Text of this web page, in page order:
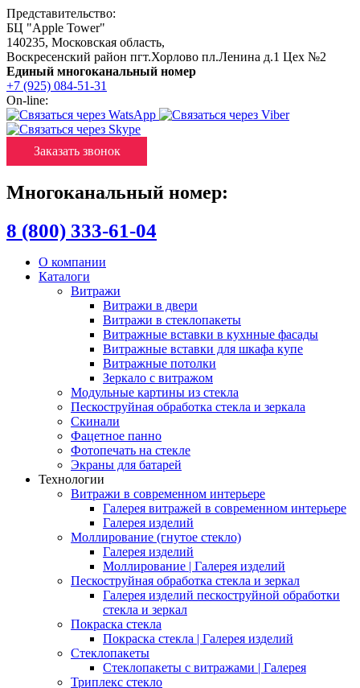
Представительство:
БЦ "Apple Tower"
140235, Московская область,
Воскресенский район пгт.Хорлово пл.Ленина д.1 Цех №2
Единый многоканальный номер
+7 (925) 084-51-31
On-line:
Заказать звонок
Многоканальный номер:
8 (800) 333-61-04
О компании
Каталоги
Витражи
Витражи в двери
Витражи в стеклопакеты
Витражные вставки в кухнные фасады
Витражные вставки для шкафа купе
Витражные потолки
Зеркало с витражом
Модульные картины из стекла
Пескоструйная обработка стекла и зеркала
Скинали
Фацетное панно
Фотопечать на стекле
Экраны для батарей
Технологии
Витражи в современном интерьере
Галерея витражей в современном интерьере
Галерея изделий
Моллирование (гнутое стекло)
Галерея изделий
Моллирование | Галерея изделий
Пескоструйная обработка стекла и зеркал
Галерея изделий пескоструйной обработки
стекла и зеркал
Покраска стекла
Покраска стекла | Галерея изделий
Стеклопакеты
Стеклопакеты с витражами | Галерея
Триплекс стекло